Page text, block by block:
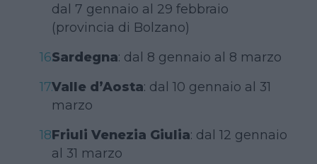
dal 7 gennaio al 29 febbraio
(provincia di Bolzano)
Sardegna: dal 8 gennaio al 8 marzo
Valle d’Aosta: dal 10 gennaio al 31
marzo
Friuli Venezia Giulia: dal 12 gennaio
al 31 marzo